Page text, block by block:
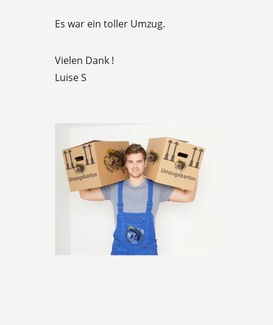
5
Es war ein toller Umzug.
Vielen Dank !
Luise S